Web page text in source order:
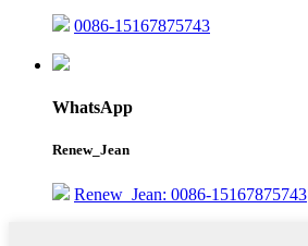
0086-15167875743
WhatsApp
Renew_Jean
Renew_Jean: 0086-15167875743